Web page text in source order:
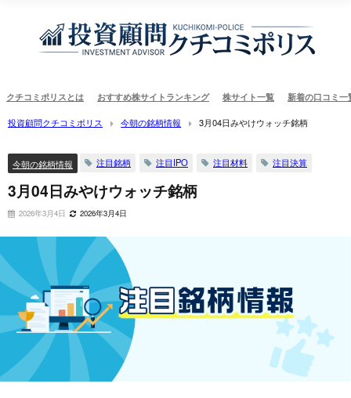
クチコミポリスとは おすすめ株サイトランキング 株サイト一覧 新着の口コミ一
投資顧問クチコミポリス 今朝の銘柄情報 3月04日みやけウォッチ銘柄
今朝の銘柄情報 注目銘柄 注目IPO 注目材料 注目決算
3月04日みやけウォッチ銘柄
2026年3月4日 2026年3月4日